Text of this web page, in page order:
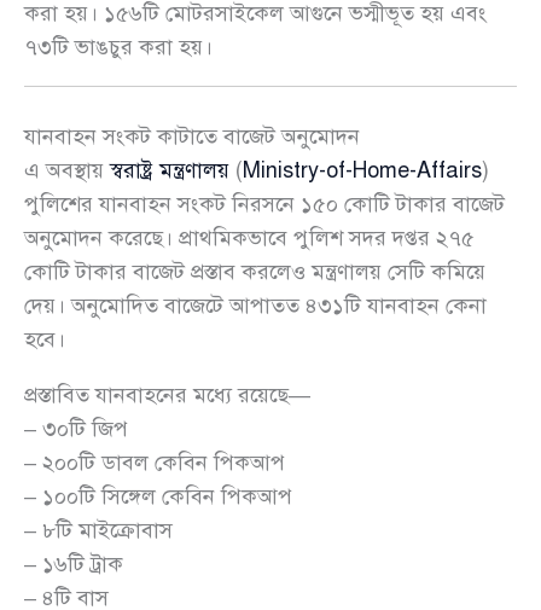
করা হয়। ১৫৬টি মোটরসাইকেল আগুনে ভস্মীভূত হয় এবং
৭৩টি ভাঙচুর করা হয়।
যানবাহন সংকট কাটাতে বাজেট অনুমোদন
এ অবস্থায়স্বরাষ্ট্র মন্ত্রণালয় (Ministry-of-Home-Affairs)
পুলিশের যানবাহন সংকট নিরসনে ১৫০ কোটি টাকার বাজেট
অনুমোদন করেছে। প্রাথমিকভাবে পুলিশ সদর দপ্তর ২৭৫
কোটি টাকার বাজেট প্রস্তাব করলেও মন্ত্রণালয় সেটি কমিয়ে
দেয়। অনুমোদিত বাজেটে আপাতত ৪৩১টি যানবাহন কেনা
হবে।
প্রস্তাবিত যানবাহনের মধ্যে রয়েছে—
– ৩০টি জিপ
– ২০০টি ডাবল কেবিন পিকআপ
– ১০০টি সিঙ্গেল কেবিন পিকআপ
– ৮টি মাইক্রোবাস
– ১৬টি ট্রাক
– ৪টি বাস